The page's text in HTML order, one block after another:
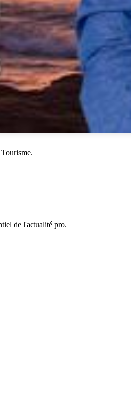
de l'actualité pro.